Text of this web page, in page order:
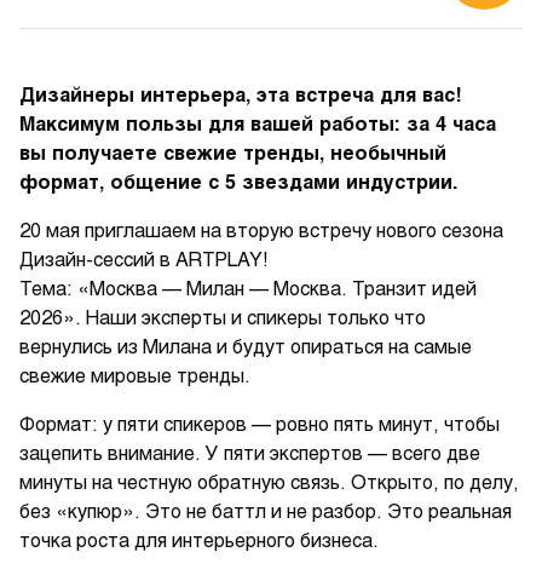
Дизайнеры интерьера, эта встреча для вас!
Максимум пользы для вашей работы: за 4 часа
вы получаете свежие тренды, необычный
формат, общение с 5 звездами индустрии.
20 мая приглашаем на вторую встречу нового сезона
Дизайн-сессий в ARTPLAY!
Тема: «Москва — Милан — Москва. Транзит идей
2026». Наши эксперты и спикеры только что
вернулись из Милана и будут опираться на самые
свежие мировые тренды.
Формат: у пяти спикеров — ровно пять минут, чтобы
зацепить внимание. У пяти экспертов — всего две
минуты на честную обратную связь. Открыто, по делу,
без «купюр». Это не баттл и не разбор. Это реальная
точка роста для интерьерного бизнеса.